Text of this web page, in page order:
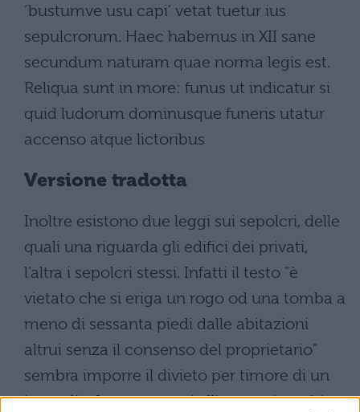
‘bustumve usu capi’ vetat tuetur ius
sepulcrorum. Haec habemus in XII sane
secundum naturam quae norma legis est.
Reliqua sunt in more: funus ut indicatur si
quid ludorum dominusque funeris utatur
accenso atque lictoribus
Versione tradotta
Inoltre esistono due leggi sui sepolcri, delle
quali una riguarda gli edifici dei privati,
l'altra i sepolcri stessi. Infatti il testo "è
vietato che si eriga un rogo od una tomba a
meno di sessanta piedi dalle abitazioni
altrui senza il consenso del proprietario"
sembra imporre il divieto per timore di un
incendio. In quanto poi all'espressione " è